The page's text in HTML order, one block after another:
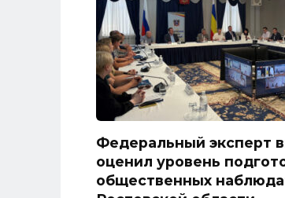
Федеральный эксперт
оценил уровень
общественных